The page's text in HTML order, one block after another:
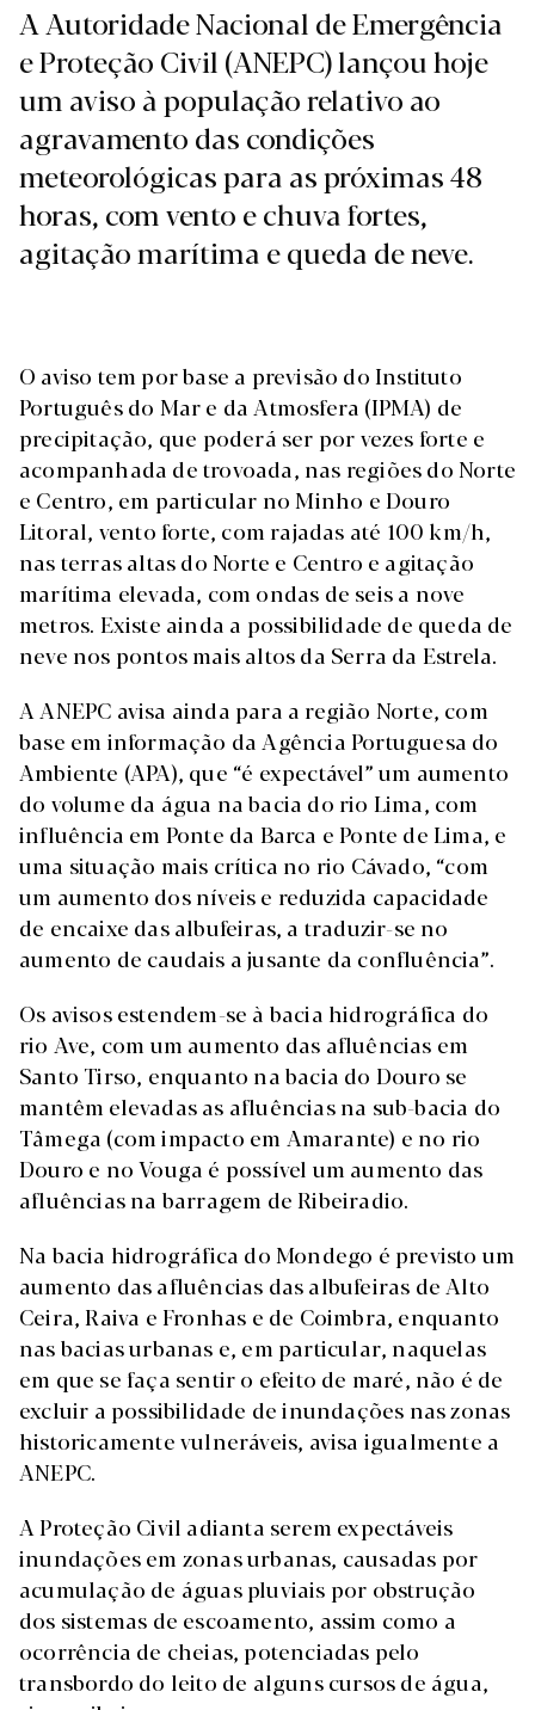
A Autoridade Nacional de Emergência
e Proteção Civil (ANEPC) lançou hoje
um aviso à população relativo ao
agravamento das condições
meteorológicas para as próximas 48
horas, com vento e chuva fortes,
agitação marítima e queda de neve.
O aviso tem por base a previsão do Instituto
Português do Mar e da Atmosfera (IPMA) de
precipitação, que poderá ser por vezes forte e
acompanhada de trovoada, nas regiões do Norte
e Centro, em particular no Minho e Douro
Litoral, vento forte, com rajadas até 100 km/h,
nas terras altas do Norte e Centro e agitação
marítima elevada, com ondas de seis a nove
metros. Existe ainda a possibilidade de queda de
neve nos pontos mais altos da Serra da Estrela.
A ANEPC avisa ainda para a região Norte, com
base em informação da Agência Portuguesa do
Ambiente (APA), que “é expectável” um aumento
do volume da água na bacia do rio Lima, com
influência em Ponte da Barca e Ponte de Lima, e
uma situação mais crítica no rio Cávado, “com
um aumento dos níveis e reduzida capacidade
de encaixe das albufeiras, a traduzir-se no
aumento de caudais a jusante da confluência”.
Os avisos estendem-se à bacia hidrográfica do
rio Ave, com um aumento das afluências em
Santo Tirso, enquanto na bacia do Douro se
mantêm elevadas as afluências na sub-bacia do
Tâmega (com impacto em Amarante) e no rio
Douro e no Vouga é possível um aumento das
afluências na barragem de Ribeiradio.
Na bacia hidrográfica do Mondego é previsto um
aumento das afluências das albufeiras de Alto
Ceira, Raiva e Fronhas e de Coimbra, enquanto
nas bacias urbanas e, em particular, naquelas
em que se faça sentir o efeito de maré, não é de
excluir a possibilidade de inundações nas zonas
historicamente vulneráveis, avisa igualmente a
ANEPC.
A Proteção Civil adianta serem expectáveis
inundações em zonas urbanas, causadas por
acumulação de águas pluviais por obstrução
dos sistemas de escoamento, assim como a
ocorrência de cheias, potenciadas pelo
transbordo do leito de alguns cursos de água,